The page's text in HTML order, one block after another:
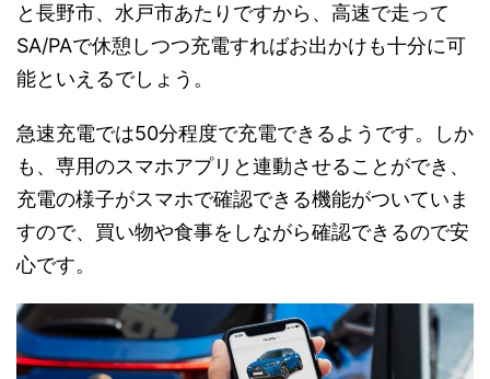
と長野市、水戸市あたりですから、高速で走って
SA/PAで休憩しつつ充電すればお出かけも十分に可
能といえるでしょう。
急速充電では50分程度で充電できるようです。しか
も、専用のスマホアプリと連動させることができ、
充電の様子がスマホで確認できる機能がついていま
すので、買い物や食事をしながら確認できるので安
心です。